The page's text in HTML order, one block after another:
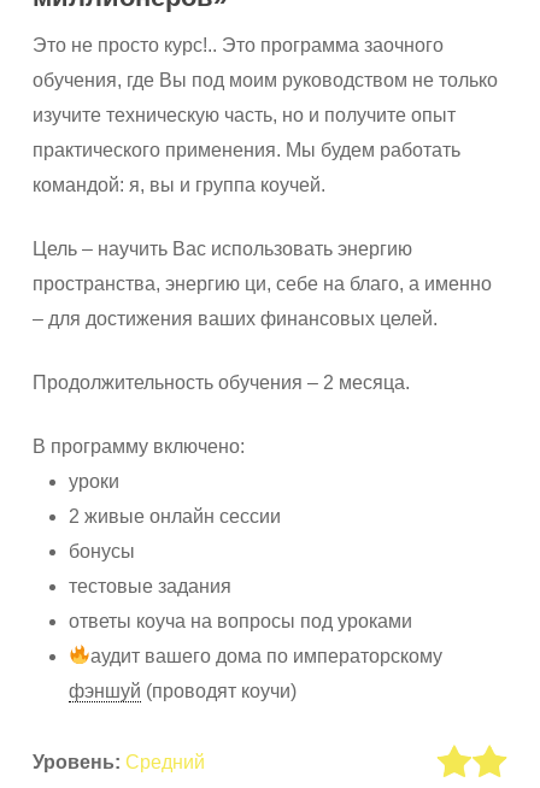
Это не просто курс!.. Это программа заочного
обучения, где Вы под моим руководством не только
изучите техническую часть, но и получите опыт
практического применения. Мы будем работать
командой: я, вы и группа коучей.
Цель – научить Вас использовать энергию
пространства, энергию ци, себе на благо, а именно
– для достижения ваших финансовых целей.
Продолжительность обучения – 2 месяца.
В программу включено:
уроки
2 живые онлайн сессии
бонусы
тестовые задания
ответы коуча на вопросы под уроками
аудит вашего дома по императорскому
фэншуй (проводят коучи)
Уровень: Средний